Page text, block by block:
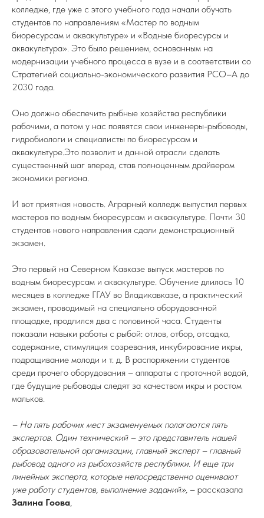
колледже, где уже с этого учебного года начали обучать
студентов по направлениям «Мастер по водным
биоресурсам и аквакультуре» и «Водные биоресурсы и
аквакультура». Это было решением, основанным на
модернизации учебного процесса в вузе и в соответствии со
Стратегией социально-экономического развития РСО–А до
2030 года.
Оно должно обеспечить рыбные хозяйства республики
рабочими, а потом у нас появятся свои инженеры-рыбоводы,
гидробиологи и специалисты по биоресурсам и
аквакультуре.Это позволит и данной отрасли сделать
существенный шаг вперед, став полноценным драйвером
экономики региона.
И вот приятная новость. Аграрный колледж выпустил первых
мастеров по водным биоресурсам и аквакультуре. Почти 30
студентов нового направления сдали демонстрационный
экзамен.
Это первый на Северном Кавказе выпуск мастеров по
водным биоресурсам и аквакультуре. Обучение длилось 10
месяцев в колледже ГГАУ во Владикавказе, а практический
экзамен, проводимый на специально оборудованной
площадке, продлился два с половиной часа. Студенты
показали навыки работы с рыбой: отлов, отбор, отсадка,
содержание, стимуляция созревания, инкубирование икры,
подращивание молоди и т. д. В распоряжении студентов
среди прочего оборудования – аппараты с проточной водой,
где будущие рыбоводы следят за качеством икры и ростом
мальков.
– На пять рабочих мест экзаменуемых полагаются пять
экспертов. Один технический – это представитель нашей
образовательной организации, главный эксперт – главный
рыбовод одного из рыбохозяйств республики. И еще три
линейных эксперта, которые непосредственно оценивают
уже работу студентов, выполнение заданий», – рассказала
Залина Гоова,